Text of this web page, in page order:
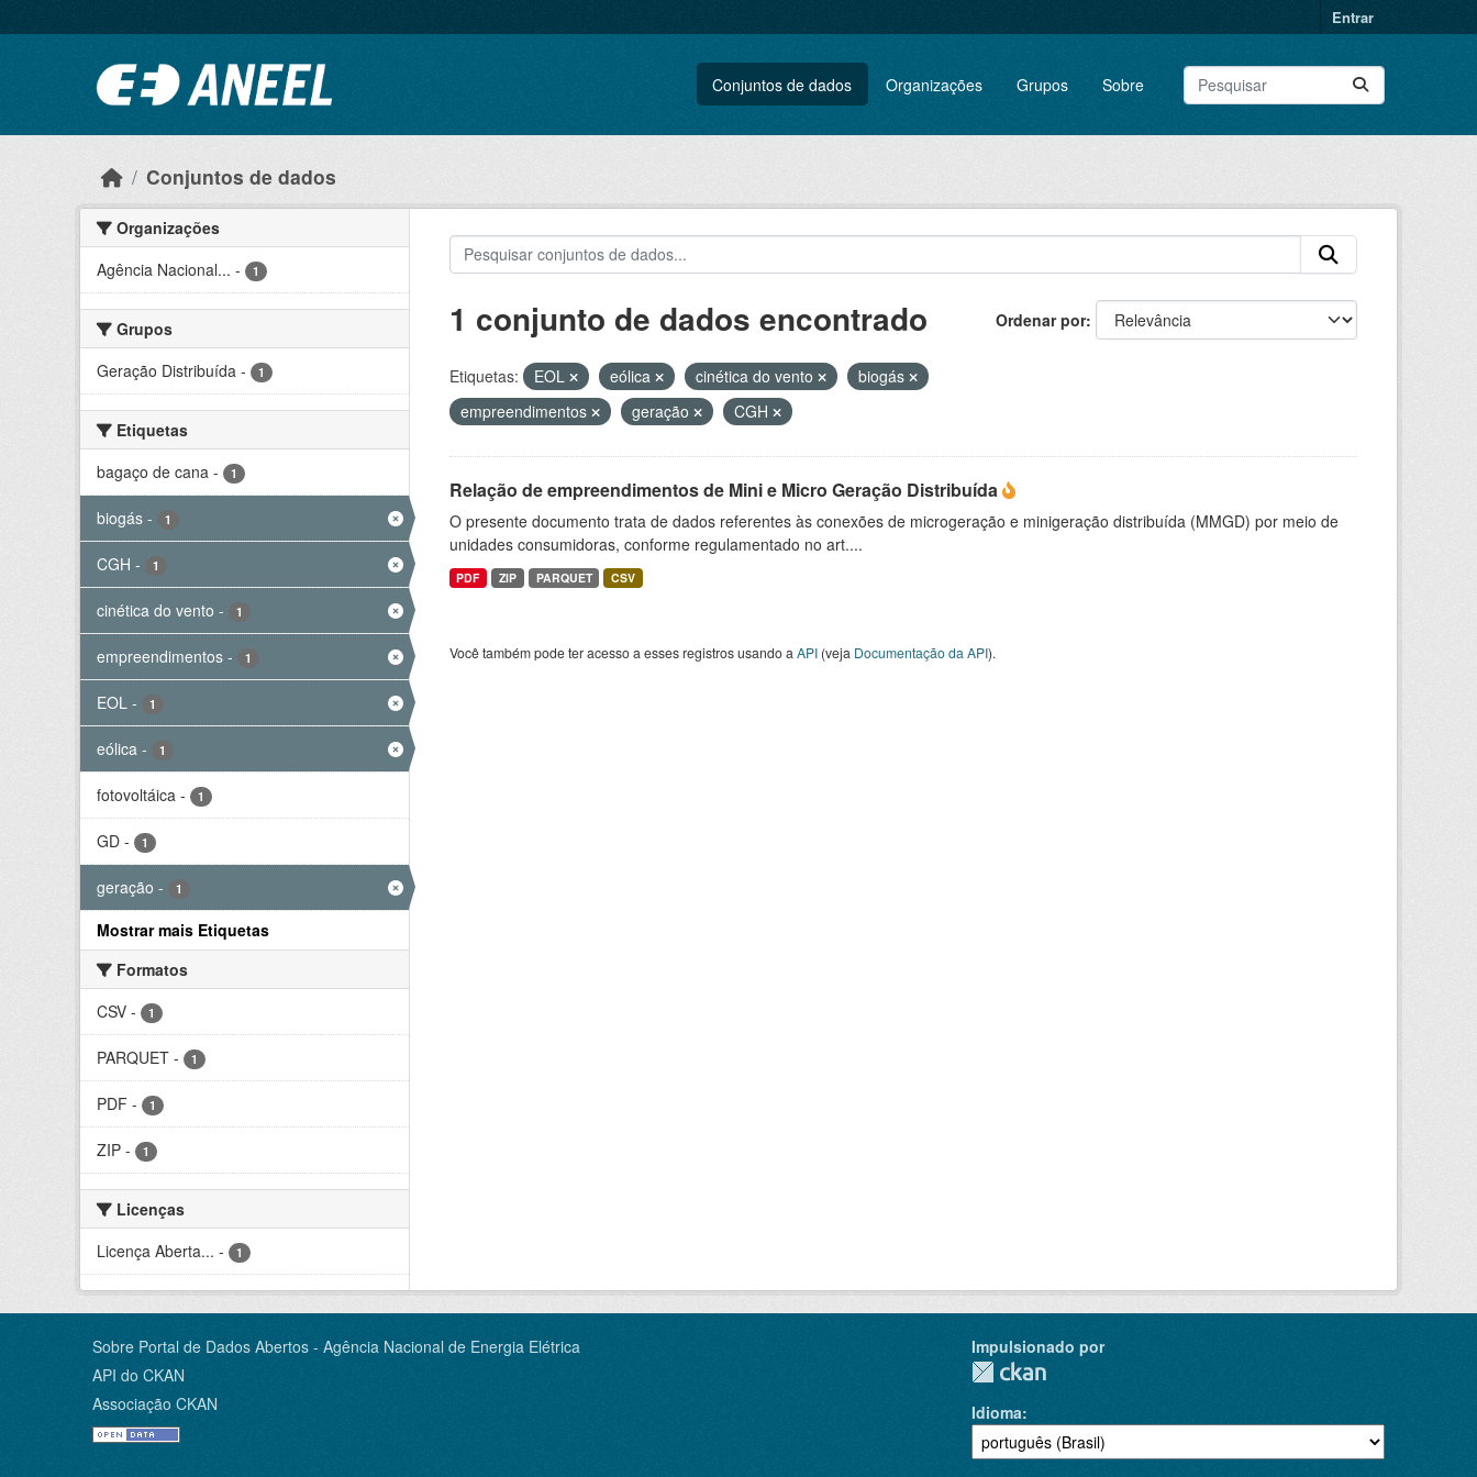
Entrar
Conjuntos de dados Organizações Grupos Sobre
Conjuntos de dados
Organizações
Agência Nacional... - 1
Grupos
Geração Distribuída - 1
Etiquetas
bagaço de cana - 1
biogás - 1
CGH - 1
cinética do vento - 1
empreendimentos - 1
EOL - 1
eólica - 1
fotovoltáica - 1
GD - 1
geração - 1
Mostrar mais Etiquetas
Formatos
CSV - 1
PARQUET - 1
PDF - 1
ZIP - 1
Licenças
Licença Aberta... - 1
Ordenar por
1 conjunto de dados encontrado
Etiquetas: EOL eólica cinética do vento
biogás
empreendimentos
geração CGH
Relação de empreendimentos de Mini e Micro Geração Distribuída
O presente documento trata de dados referentes às conexões de microgeração e minigeração distribuída (MMGD) por meio de
unidades consumidoras, conforme regulamentado no art....
PDF ZIP PARQUET CSV
Você também pode ter acesso a esses registros usando a API(veja Documentação da API).
Sobre Portal de Dados Abertos - Agência Nacional de Energia Elétrica
API do CKAN
Associação CKAN
Impulsionado por
Idioma